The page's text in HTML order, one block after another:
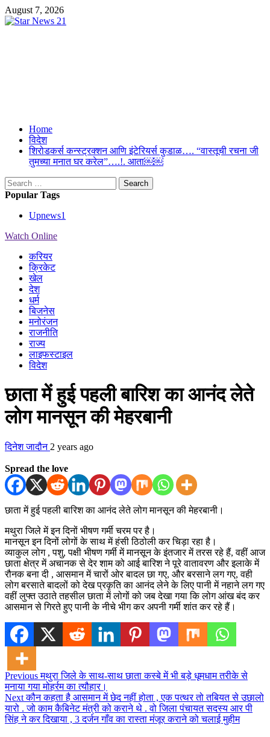
Skip
to
August 7, 2026
Primary
Menu
Home
विदेश
शिरोडकर्स कन्स्ट्रक्शन आणि इंटेरियर्स कुडाळ…. “वास्तूची रचना जी
तुमच्या मनात घर करेल”….!. आता￼￼
Search
for:
Popular Tags
Upnews1
Watch Online
करियर
क्रिकेट
खेल
देश
धर्म
बिजनेस
मनोरंजन
राजनीति
राज्य
लाइफस्टाइल
विदेश
छाता में हुई पहली बारिश का आनंद लेते
लोग मानसून की मेहरबानी
दिनेश जादौन 2 years ago
Spread the love
छाता में हुई पहली बारिश का आनंद लेते लोग मानसून की मेहरबानी।
मथुरा जिले में इन दिनों भीषण गर्मी चरम पर है।
मानसून इन दिनों लोगों के साथ में हंसी ठिठोली कर चिड़ा रहा है।
व्याकुल लोग , पशु, पक्षी भीषण गर्मी में मानसून के इंतजार में तरस रहे हैं, वहीं आज
छाता क्षेत्र में अचानक से देर शाम को आई बारिश ने पूरे वातावरण और इलाके में
रौनक बना दी , आसमान में चारों ओर बादल छा गए, और बरसाने लग गए, वही
लोग बरसाते बादलों को देख प्रकृति का आनंद लेने के लिए पानी में नहाने लग गए
वहीं लुफ्त उठाते तहसील छाता में लोगों को जब देखा गया कि लोग आंख बंद कर
आसमान से गिरते हुए पानी के नीचे भीग कर अपनी गर्मी शांत कर रहे हैं।
Post
navigation
Previousमथुरा जिले के साथ-साथ छाता कस्बे में भी बड़े धूमधाम तरीके से
मनाया गया मोहर्रम का त्यौहार।
Nextकौन कहता है आसमान में छेद नहीं होता , एक पत्थर तो तबियत से उछालो
यारो . जो काम कैबिनेट मंत्री को कराने थे . वो जिला पंचायत सदस्य आर पी
सिंह ने कर दिखाया , 3 दर्जन गाँव का रास्ता मंजूर कराने को चलाई मुहीम